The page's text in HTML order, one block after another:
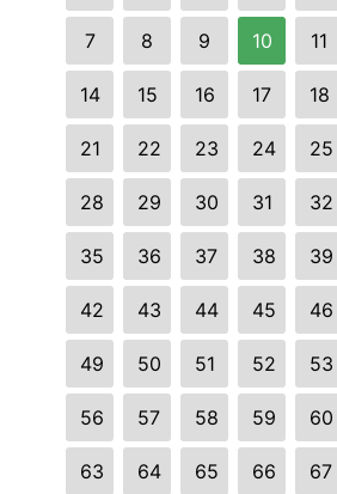
7 8 9 10 11
14 15 16 17 18
21 22 23 24 25
28 29 30 31 32
35 36 37 38 39
42 43 44 45 46
49 50 51 52 53
56 57 58 59 60
63 64 65 66 67